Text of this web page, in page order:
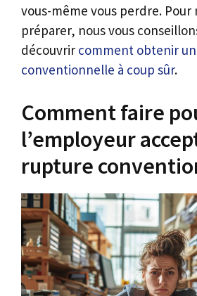
vous-même vous perdre. Pour
préparer, nous vous
découvrir comment obtenir
conventionnelle à coup sûr.
Comment faire
l’employeur
rupture